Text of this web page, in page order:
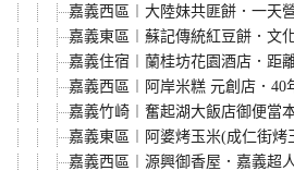
嘉義西區︱大陸妹共匪餅．一天
嘉義東區︱蘇記傳統紅豆餅．文
嘉義住宿︱蘭桂坊花園酒店．距
嘉義西區︱阿岸米糕 元創店．
嘉義竹崎︱奮起湖大飯店御便當
嘉義東區︱阿婆烤玉米(成仁街
嘉義西區︱源興御香屋．嘉義超